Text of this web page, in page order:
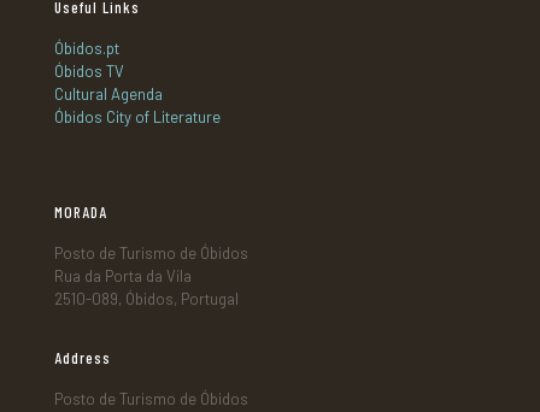
Useful Links
Óbidos.pt
Óbidos TV
Cultural Agenda
Óbidos City of Literature
MORADA
Posto de Turismo de Óbidos
Rua da Porta da Vila
2510-089, Óbidos, Portugal
Address
Posto de Turismo de Óbidos